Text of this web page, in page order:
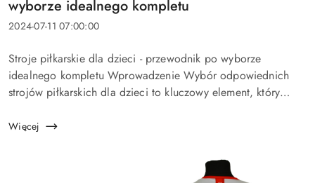
wyborze idealnego kompletu
Data
2024-07-11 07:00:00
Treść
artykułu:
Stroje piłkarskie dla dzieci - przewodnik po wyborze
idealnego kompletu Wprowadzenie Wybór odpowiednich
strojów piłkarskich dla dzieci to kluczowy element, który
piłkarzy. W artykule o...
Więcej